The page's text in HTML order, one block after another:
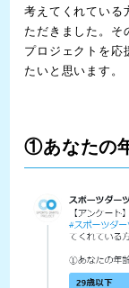
考えてくれている
ただきました。そ
プロジェクトを応
たいと思います。
①あなたの